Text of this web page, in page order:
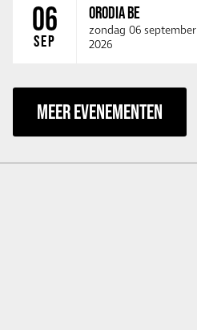
06
SEP
ORODIA BE
zondag 06 september
2026
MEER EVENEMENTEN